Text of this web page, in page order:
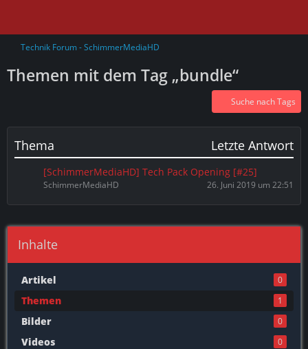
Technik Forum - SchimmerMediaHD
Themen mit dem Tag „bundle“
Suche nach Tags
Thema Letzte Antwort
[SchimmerMediaHD] Tech Pack Opening [#25]
SchimmerMediaHD 26. Juni 2019 um 22:51
Inhalte
Artikel 0
Themen 1
Bilder 0
Videos 0